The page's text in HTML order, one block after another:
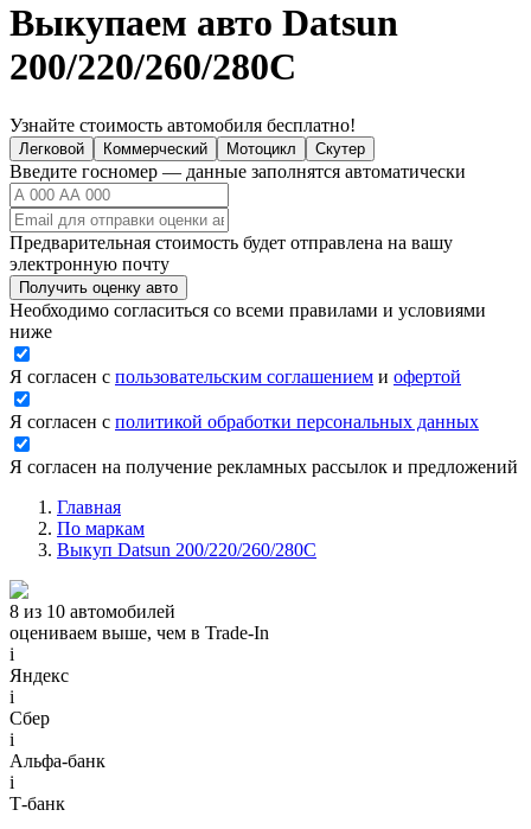
Выкупаем авто Datsun
200/220/260/280C
Узнайте стоимость автомобиля бесплатно!
Легковой Коммерческий Мотоцикл Скутер
Введите госномер — данные заполнятся автоматически
Предварительная стоимость будет отправлена на вашу
электронную почту
Получить оценку авто
Необходимо согласиться со всеми правилами и условиями
ниже
Я согласен с пользовательским соглашением и офертой
Я согласен с политикой обработки персональных данных
Я согласен на получение рекламных рассылок и предложений
Главная
По маркам
Выкуп Datsun 200/220/260/280C
8 из 10 автомобилей
оцениваем выше, чем в Trade‑In
i
Яндекс
i
Сбер
i
Альфа-банк
i
Т-банк